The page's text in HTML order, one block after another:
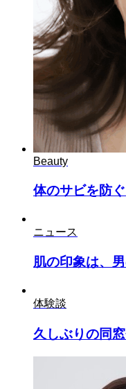
Beauty
体のサビを防
ニュース
肌の印象は、
体験談
久しぶりの同